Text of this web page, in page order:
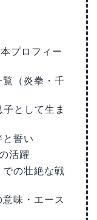
プロフィー
覧（炎拳・千
として生ま
と誓い
活躍
の壮絶な戦
意味・エース